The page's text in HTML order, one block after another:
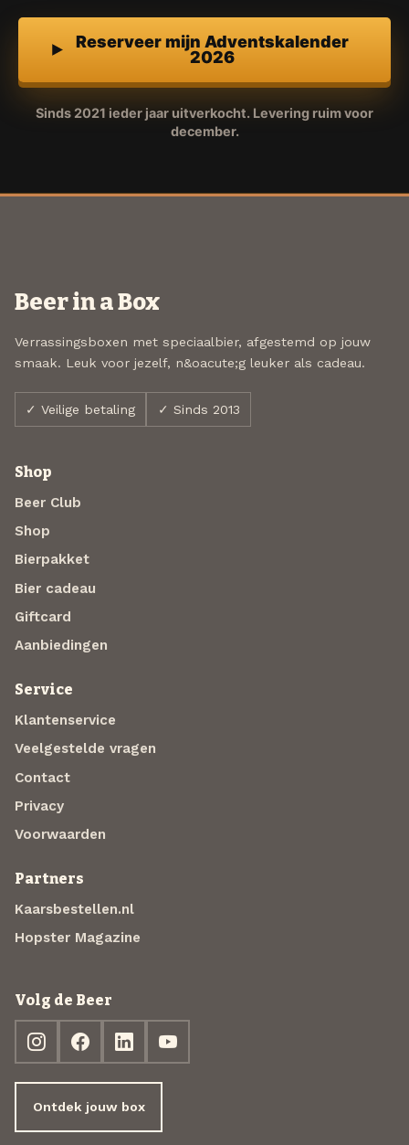
Reserveer mijn Adventskalender
2026
Sinds 2021 ieder jaar uitverkocht. Levering ruim voor
december.
Beer in a Box
Verrassingsboxen met speciaalbier, afgestemd op jouw
smaak. Leuk voor jezelf, n&oacute;g leuker als cadeau.
✓ Veilige betaling ✓ Sinds 2013
Shop
Beer Club
Shop
Bierpakket
Bier cadeau
Giftcard
Aanbiedingen
Service
Klantenservice
Veelgestelde vragen
Contact
Privacy
Voorwaarden
Partners
Kaarsbestellen.nl
Hopster Magazine
Volg de Beer
Ontdek jouw box